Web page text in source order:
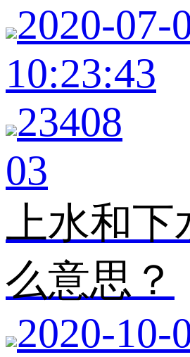
2020-07-
10:23:43
23408
03
上水和下
么意思？
2020-10-